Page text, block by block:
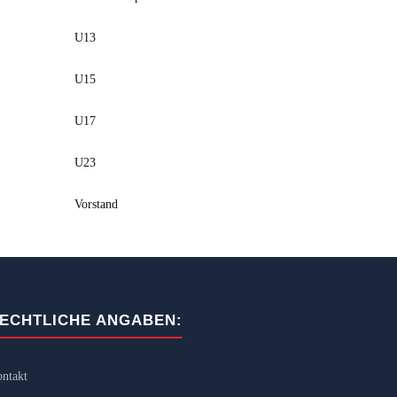
U13
U15
U17
U23
Vorstand
ANGABEN: